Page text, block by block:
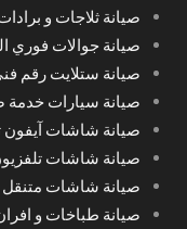
صيانة ثلاجات و
صيانة جوالات فوري
صيانة ستلايت رقم
صيانة سيارات خدمة
صيانة شاشات آيفون
صيانة شاشات
صيانة شاشات
صيانة طباخات و